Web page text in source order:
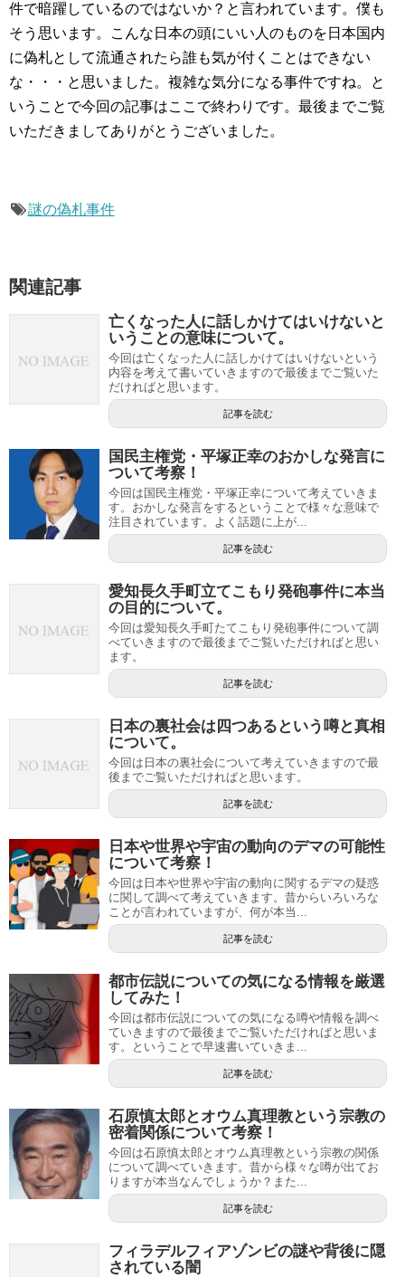
件で暗躍しているのではないか？と言われています。僕も
そう思います。こんな日本の頭にいい人のものを日本国内
に偽札として流通されたら誰も気が付くことはできない
な・・・と思いました。複雑な気分になる事件ですね。と
いうことで今回の記事はここで終わりです。最後までご覧
いただきましてありがとうございました。
謎の偽札事件
関連記事
亡くなった人に話しかけてはいけないと
いうことの意味について。
今回は亡くなった人に話しかけてはいけないという
内容を考えて書いていきますので最後までご覧いた
だければと思います。
記事を読む
国民主権党・平塚正幸のおかしな発言に
ついて考察！
今回は国民主権党・平塚正幸について考えていきま
す。おかしな発言をするということで様々な意味で
注目されています。よく話題に上が...
記事を読む
愛知長久手町立てこもり発砲事件に本当
の目的について。
今回は愛知長久手町たてこもり発砲事件について調
べていきますので最後までご覧いただければと思い
ます。
記事を読む
日本の裏社会は四つあるという噂と真相
について。
今回は日本の裏社会について考えていきますので最
後までご覧いただければと思います。
記事を読む
日本や世界や宇宙の動向のデマの可能性
について考察！
今回は日本や世界や宇宙の動向に関するデマの疑惑
に関して調べて考えていきます。昔からいろいろな
ことが言われていますが、何が本当...
記事を読む
都市伝説についての気になる情報を厳選
してみた！
今回は都市伝説についての気になる噂や情報を調べ
ていきますので最後までご覧いただければと思いま
す。ということで早速書いていきま...
記事を読む
石原慎太郎とオウム真理教という宗教の
密着関係について考察！
今回は石原慎太郎とオウム真理教という宗教の関係
について調べていきます。昔から様々な噂が出てお
りますが本当なんでしょうか？また...
記事を読む
フィラデルフィアゾンビの謎や背後に隠
されている闇